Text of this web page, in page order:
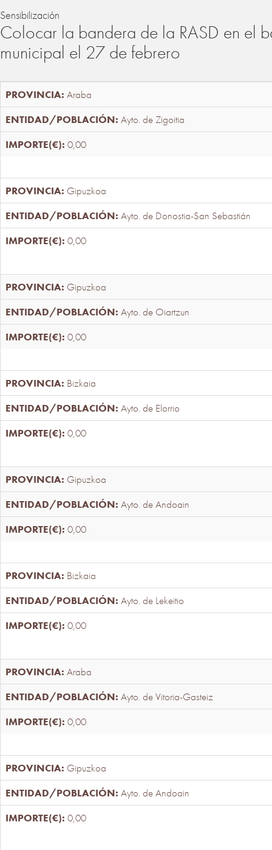
Sensibilización
Colocar la bandera de la RASD en el
municipal el 27 de febrero
Araba
Ayto. de Zigoitia
0,00
Gipuzkoa
Ayto. de Donostia-San Sebastián
0,00
Gipuzkoa
Ayto. de Oiartzun
0,00
Bizkaia
Ayto. de Elorrio
0,00
Gipuzkoa
Ayto. de Andoain
0,00
Bizkaia
Ayto. de Lekeitio
0,00
Araba
Ayto. de Vitoria-Gasteiz
0,00
Gipuzkoa
Ayto. de Andoain
0,00